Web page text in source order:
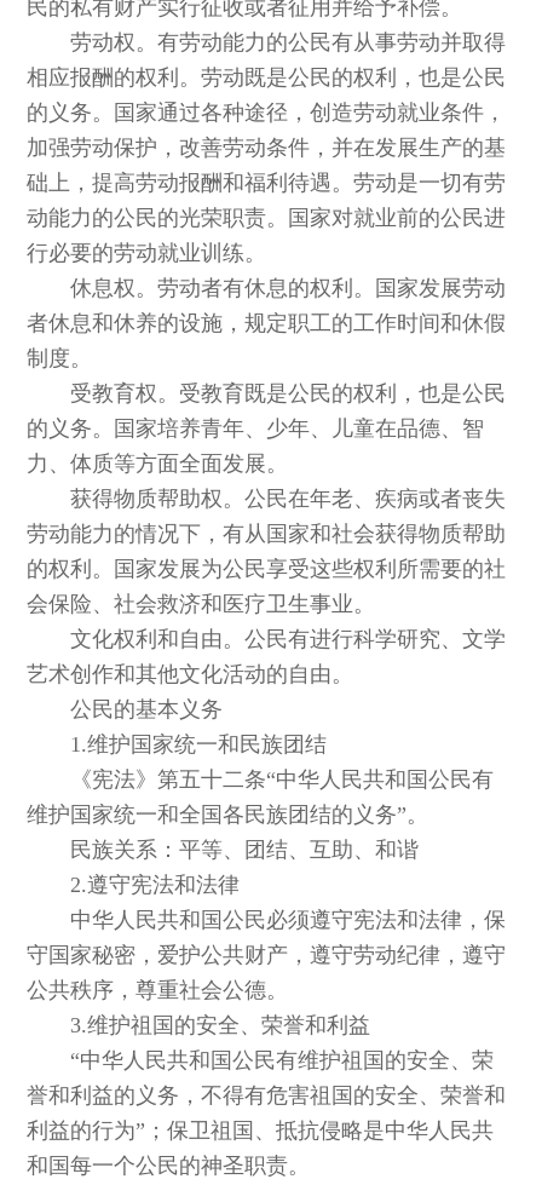
民的私有财产实行征收或者征用并给予补偿。
劳动权。有劳动能力的公民有从事劳动并取得
相应报酬的权利。劳动既是公民的权利，也是公民
的义务。国家通过各种途径，创造劳动就业条件，
加强劳动保护，改善劳动条件，并在发展生产的基
础上，提高劳动报酬和福利待遇。劳动是一切有劳
动能力的公民的光荣职责。国家对就业前的公民进
行必要的劳动就业训练。
休息权。劳动者有休息的权利。国家发展劳动
者休息和休养的设施，规定职工的工作时间和休假
制度。
受教育权。受教育既是公民的权利，也是公民
的义务。国家培养青年、少年、儿童在品德、智
力、体质等方面全面发展。
获得物质帮助权。公民在年老、疾病或者丧失
劳动能力的情况下，有从国家和社会获得物质帮助
的权利。国家发展为公民享受这些权利所需要的社
会保险、社会救济和医疗卫生事业。
文化权利和自由。公民有进行科学研究、文学
艺术创作和其他文化活动的自由。
公民的基本义务
1.维护国家统一和民族团结
《宪法》第五十二条“中华人民共和国公民有
维护国家统一和全国各民族团结的义务”。
民族关系：平等、团结、互助、和谐
2.遵守宪法和法律
中华人民共和国公民必须遵守宪法和法律，保
守国家秘密，爱护公共财产，遵守劳动纪律，遵守
公共秩序，尊重社会公德。
3.维护祖国的安全、荣誉和利益
“中华人民共和国公民有维护祖国的安全、荣
誉和利益的义务，不得有危害祖国的安全、荣誉和
利益的行为”；保卫祖国、抵抗侵略是中华人民共
和国每一个公民的神圣职责。